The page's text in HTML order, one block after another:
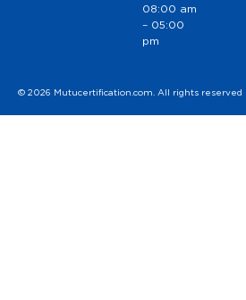
08:00 am
– 05:00
pm
© 2026 Mutucertification.com. All rights reserved